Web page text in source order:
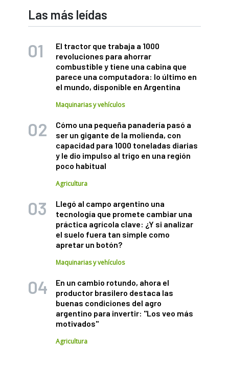
Las más leídas
El tractor que trabaja a 1000
revoluciones para ahorrar
combustible y tiene una cabina que
parece una computadora: lo último en
el mundo, disponible en Argentina
Maquinarias y vehículos
Cómo una pequeña panadería pasó a
ser un gigante de la molienda, con
capacidad para 1000 toneladas diarias
y le dio impulso al trigo en una región
poco habitual
Agricultura
Llegó al campo argentino una
tecnología que promete cambiar una
práctica agrícola clave: ¿Y si analizar
el suelo fuera tan simple como
apretar un botón?
Maquinarias y vehículos
En un cambio rotundo, ahora el
productor brasilero destaca las
buenas condiciones del agro
argentino para invertir: "Los veo más
motivados"
Agricultura